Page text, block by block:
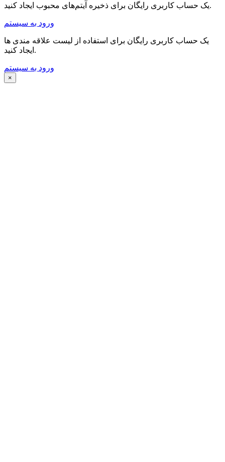
یک حساب کاربری رایگان برای ذخیره آیتم‌های محبوب ایجاد کنید.
ورود به سیستم
یک حساب کاربری رایگان برای استفاده از لیست علاقه مندی ها
ایجاد کنید.
ورود به سیستم
×